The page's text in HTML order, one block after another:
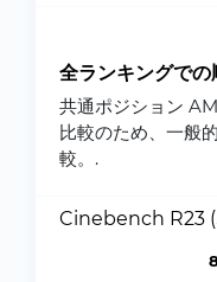
全ランキングでの
共通ポジション
比較のため、一般
較。.
Cinebench R23